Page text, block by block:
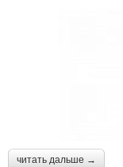
читать дальше →